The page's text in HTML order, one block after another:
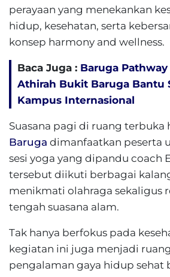
perayaan yang menekankan
hidup, kesehatan, serta
konsep harmony and wellness.
Baca Juga : Baruga Pathway
Athirah Bukit Baruga Bantu
Kampus Internasional
Suasana pagi di ruang terbuka
Baruga dimanfaatkan peserta
sesi yoga yang dipandu coach
tersebut diikuti berbagai
menikmati olahraga sekaligus
tengah suasana alam.
Tak hanya berfokus pada
kegiatan ini juga menjadi
pengalaman gaya hidup sehat